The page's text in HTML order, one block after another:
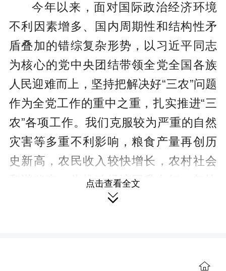
今年以来，面对国际政治经济环境
不利因素增多、国内周期性和结构性矛
盾叠加的错综复杂形势，以习近平同志
为核心的党中央团结带领全党全国各族
人民迎难而上，坚持把解决好“三农”问题
作为全党工作的重中之重，扎实推进“三
农”各项工作。我们克服较为严重的自然
灾害等多重不利影响，粮食产量再创历
史新高，农民收入较快增长，农村社会
和谐稳定，为推动经济回升向好、加快
构建新发展格局、着力推动高质量发展
点击查看全文
